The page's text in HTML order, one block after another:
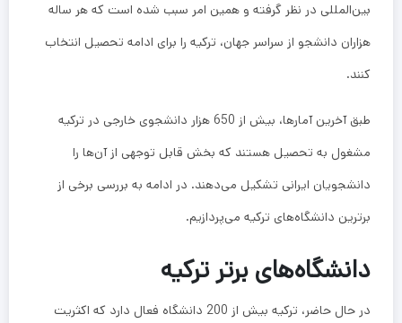
بین‌المللی در نظر گرفته و همین امر سبب شده است که هر ساله
هزاران دانشجو از سراسر جهان، ترکیه را برای ادامه تحصیل انتخاب
کنند.
طبق آخرین آمارها، بیش از 650 هزار دانشجوی خارجی در ترکیه
مشغول به تحصیل هستند که بخش قابل توجهی از آن‌ها را
دانشجویان ایرانی تشکیل می‌دهند. در ادامه به بررسی برخی از
برترین دانشگاه‌های ترکیه می‌پردازیم.
دانشگاه‌های برتر ترکیه
در حال حاضر، ترکیه بیش از 200 دانشگاه فعال دارد که اکثریت